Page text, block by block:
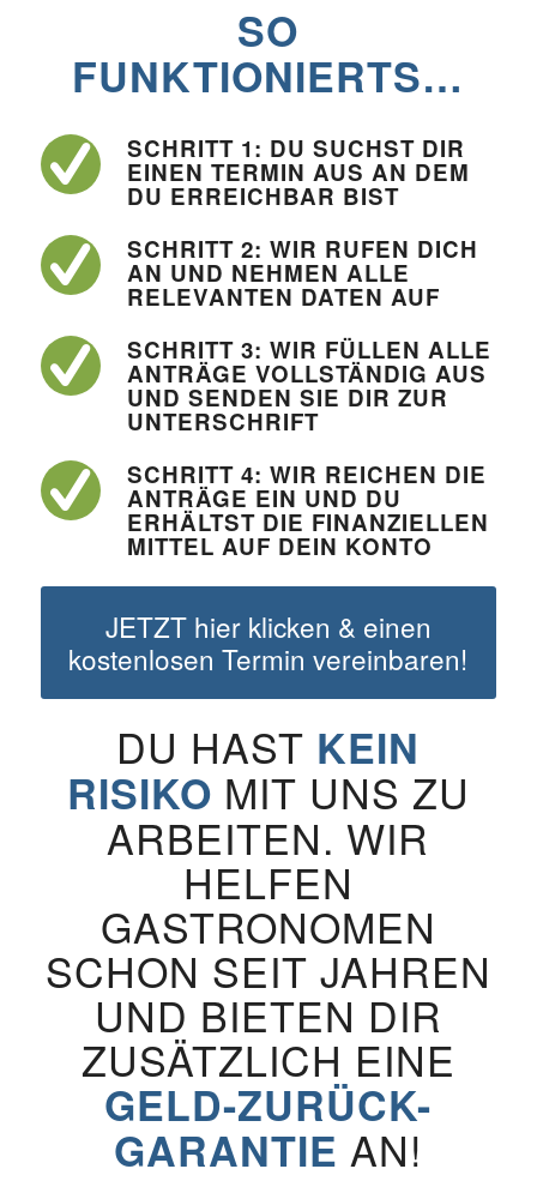
SO
FUNKTIONIERTS…
SCHRITT 1: DU SUCHST DIR
EINEN TERMIN AUS AN DEM
DU ERREICHBAR BIST
SCHRITT 2: WIR RUFEN DICH
AN UND NEHMEN ALLE
RELEVANTEN DATEN AUF
SCHRITT 3: WIR FÜLLEN ALLE
ANTRÄGE VOLLSTÄNDIG AUS
UND SENDEN SIE DIR ZUR
UNTERSCHRIFT
SCHRITT 4: WIR REICHEN DIE
ANTRÄGE EIN UND DU
ERHÄLTST DIE FINANZIELLEN
MITTEL AUF DEIN KONTO
JETZT hier klicken & einen
kostenlosen Termin vereinbaren!
DU HAST KEIN
RISIKO MIT UNS ZU
ARBEITEN. WIR
HELFEN
GASTRONOMEN
SCHON SEIT JAHREN
UND BIETEN DIR
ZUSÄTZLICH EINE
GELD-ZURÜCK-
GARANTIE AN!